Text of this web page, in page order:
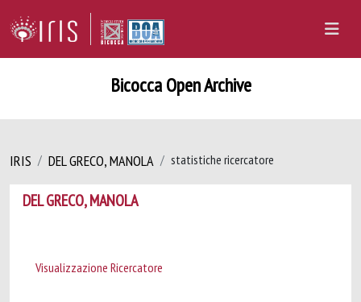
Bicocca Open Archive
IRIS DEL GRECO, MANOLA statistiche ricercatore
DEL GRECO, MANOLA
Visualizzazione Ricercatore